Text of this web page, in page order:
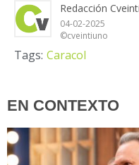
Redacción
04-02-2025
©cveintiuno
Tags: Caracol
EN CONTEXTO